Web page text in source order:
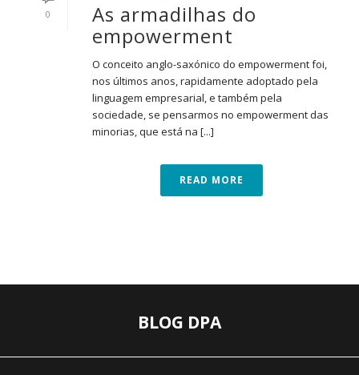
0
As armadilhas do
empowerment
O conceito anglo-saxónico do empowerment foi,
nos últimos anos, rapidamente adoptado pela
linguagem empresarial, e também pela
sociedade, se pensarmos no empowerment das
minorias, que está na [...]
READ MORE
BLOG DPA